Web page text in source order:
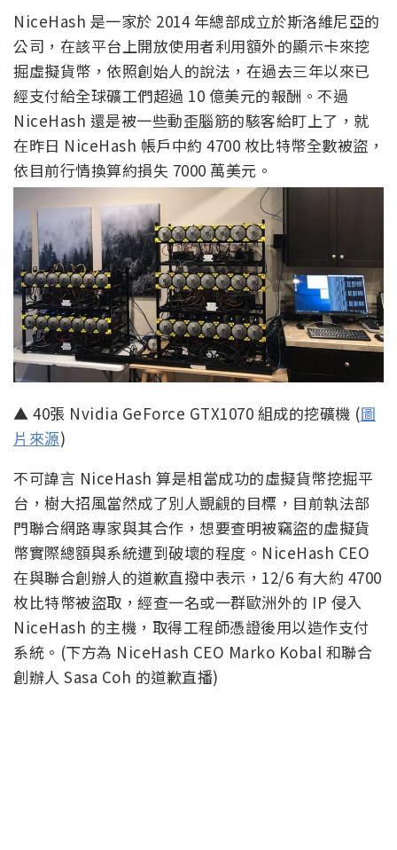
NiceHash 是一家於 2014 年總部成立於斯洛維尼亞的
公司，在該平台上開放使用者利用額外的顯示卡來挖
掘虛擬貨幣，依照創始人的說法，在過去三年以來已
經支付給全球礦工們超過 10 億美元的報酬。不過
NiceHash 還是被一些動歪腦筋的駭客給盯上了，就
在昨日 NiceHash 帳戶中約 4700 枚比特幣全數被盜，
依目前行情換算約損失 7000 萬美元。
▲ 40張 Nvidia GeForce GTX1070 組成的挖礦機 (圖
片來源)
不可諱言 NiceHash 算是相當成功的虛擬貨幣挖掘平
台，樹大招風當然成了別人覬覦的目標，目前執法部
門聯合網路專家與其合作，想要查明被竊盜的虛擬貨
幣實際總額與系統遭到破壞的程度。NiceHash CEO
在與聯合創辦人的道歉直撥中表示，12/6 有大約 4700
枚比特幣被盜取，經查一名或一群歐洲外的 IP 侵入
NiceHash 的主機，取得工程師憑證後用以造作支付
系統。(下方為 NiceHash CEO Marko Kobal 和聯合
創辦人 Sasa Coh 的道歉直播)